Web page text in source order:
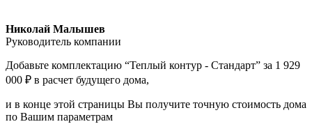
Николай Малышев
Руководитель компании
Добавьте комплектацию “Теплый контур - Стандарт” за 1 929
000 ₽ в расчет будущего дома,
и в конце этой страницы Вы получите точную стоимость дома
по Вашим параметрам